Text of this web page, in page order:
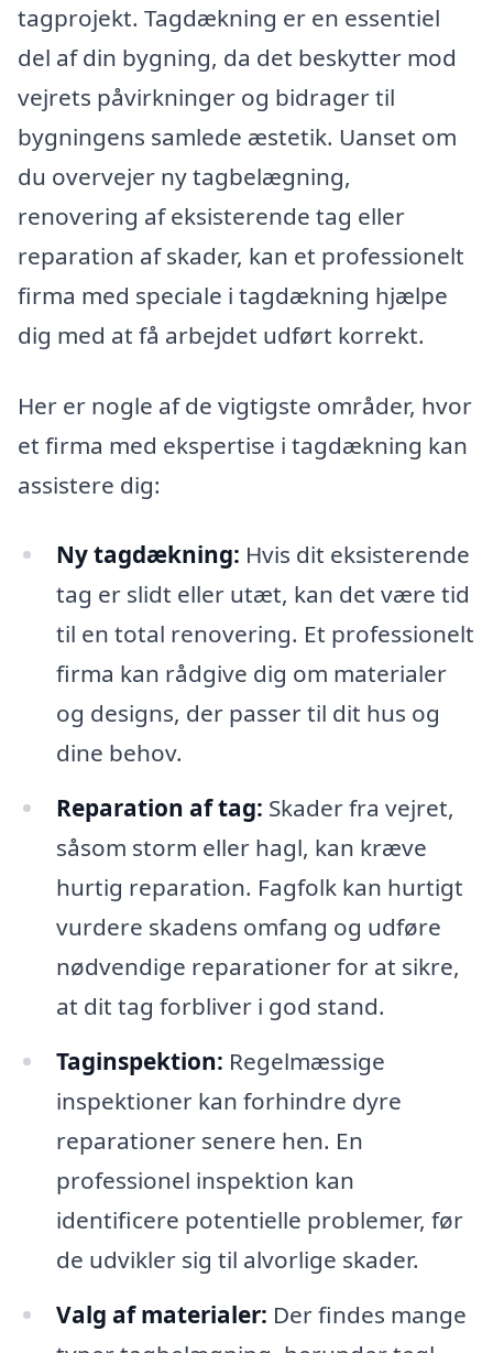
tagprojekt. Tagdækning er en essentiel
del af din bygning, da det beskytter mod
vejrets påvirkninger og bidrager til
bygningens samlede æstetik. Uanset om
du overvejer ny tagbelægning,
renovering af eksisterende tag eller
reparation af skader, kan et professionelt
firma med speciale i tagdækning hjælpe
dig med at få arbejdet udført korrekt.
Her er nogle af de vigtigste områder, hvor
et firma med ekspertise i tagdækning kan
assistere dig:
Ny tagdækning: Hvis dit eksisterende
tag er slidt eller utæt, kan det være tid
til en total renovering. Et professionelt
firma kan rådgive dig om materialer
og designs, der passer til dit hus og
dine behov.
Reparation af tag: Skader fra vejret,
såsom storm eller hagl, kan kræve
hurtig reparation. Fagfolk kan hurtigt
vurdere skadens omfang og udføre
nødvendige reparationer for at sikre,
at dit tag forbliver i god stand.
Taginspektion: Regelmæssige
inspektioner kan forhindre dyre
reparationer senere hen. En
professionel inspektion kan
identificere potentielle problemer, før
de udvikler sig til alvorlige skader.
Valg af materialer: Der findes mange